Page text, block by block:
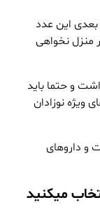
بعدی این عدد
منزل نخواهی
و حتما باید
ویژه نوزادان
و داروهای
میکنید